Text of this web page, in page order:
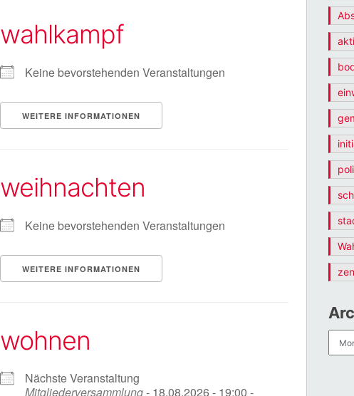
wahlkampf
Keine bevorstehenden Veranstaltungen
WEITERE INFORMATIONEN
weihnachten
Keine bevorstehenden Veranstaltungen
WEITERE INFORMATIONEN
wohnen
Nächste Veranstaltung
Mitgliederversammlung- 18.08.2026 - 19:00 -